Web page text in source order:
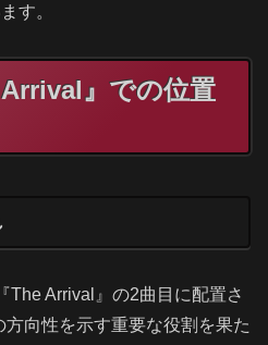
す。
』での位置
The Arrival』の2曲目に配置さ
向性を示す重要な役割を果た